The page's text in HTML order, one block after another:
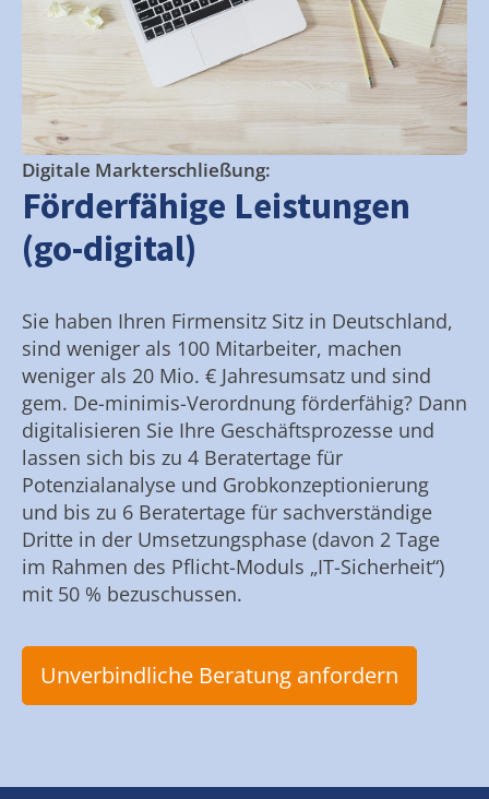
Digitale Markterschließung:
Förderfähige Leistungen
(go-digital)
Sie haben Ihren Firmensitz Sitz in Deutschland,
sind weniger als 100 Mitarbeiter, machen
weniger als 20 Mio. € Jahresumsatz und sind
gem. De-minimis-Verordnung förderfähig? Dann
digitalisieren Sie Ihre Geschäftsprozesse und
lassen sich bis zu 4 Beratertage für
Potenzialanalyse und Grobkonzeptionierung
und bis zu 6 Beratertage für sachverständige
Dritte in der Umsetzungsphase (davon 2 Tage
im Rahmen des Pflicht-Moduls „IT-Sicherheit“)
mit 50 % bezuschussen.
Unverbindliche Beratung anfordern